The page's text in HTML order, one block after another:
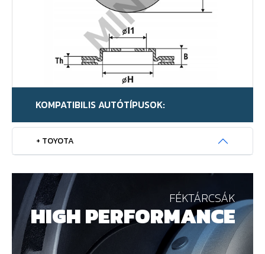
KOMPATIBILIS AUTÓTÍPUSOK:
+ TOYOTA
FÉKTÁRCSÁK
HIGH PERFORMANCE